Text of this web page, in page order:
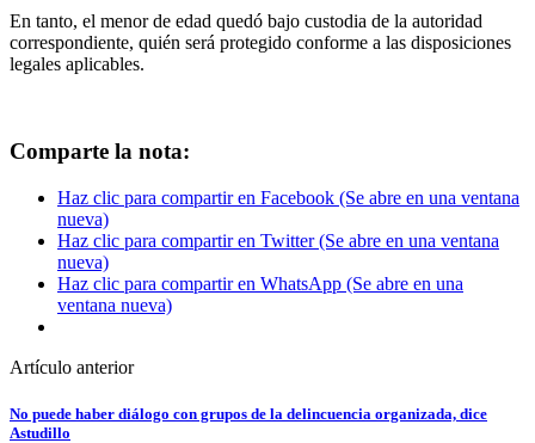
En tanto, el menor de edad quedó bajo custodia de la autoridad
correspondiente, quién será protegido conforme a las disposiciones
legales aplicables.
Comparte la nota:
Haz clic para compartir en Facebook (Se abre en una ventana
nueva)
Haz clic para compartir en Twitter (Se abre en una ventana
nueva)
Haz clic para compartir en WhatsApp (Se abre en una
ventana nueva)
Artículo anterior
No puede haber diálogo con grupos de la delincuencia organizada, dice
Astudillo